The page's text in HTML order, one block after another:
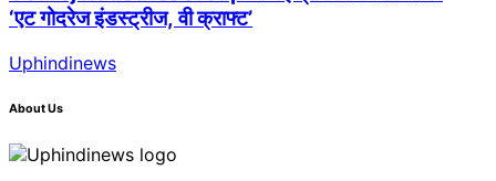
‘एट गोदरेज इंडस्ट्रीज, वी क्राफ्ट’
Uphindinews
About Us